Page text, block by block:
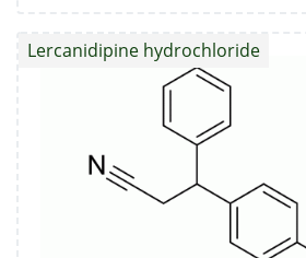
3-
tolyl)propanenitrile
Lercanidipine hydrochloride